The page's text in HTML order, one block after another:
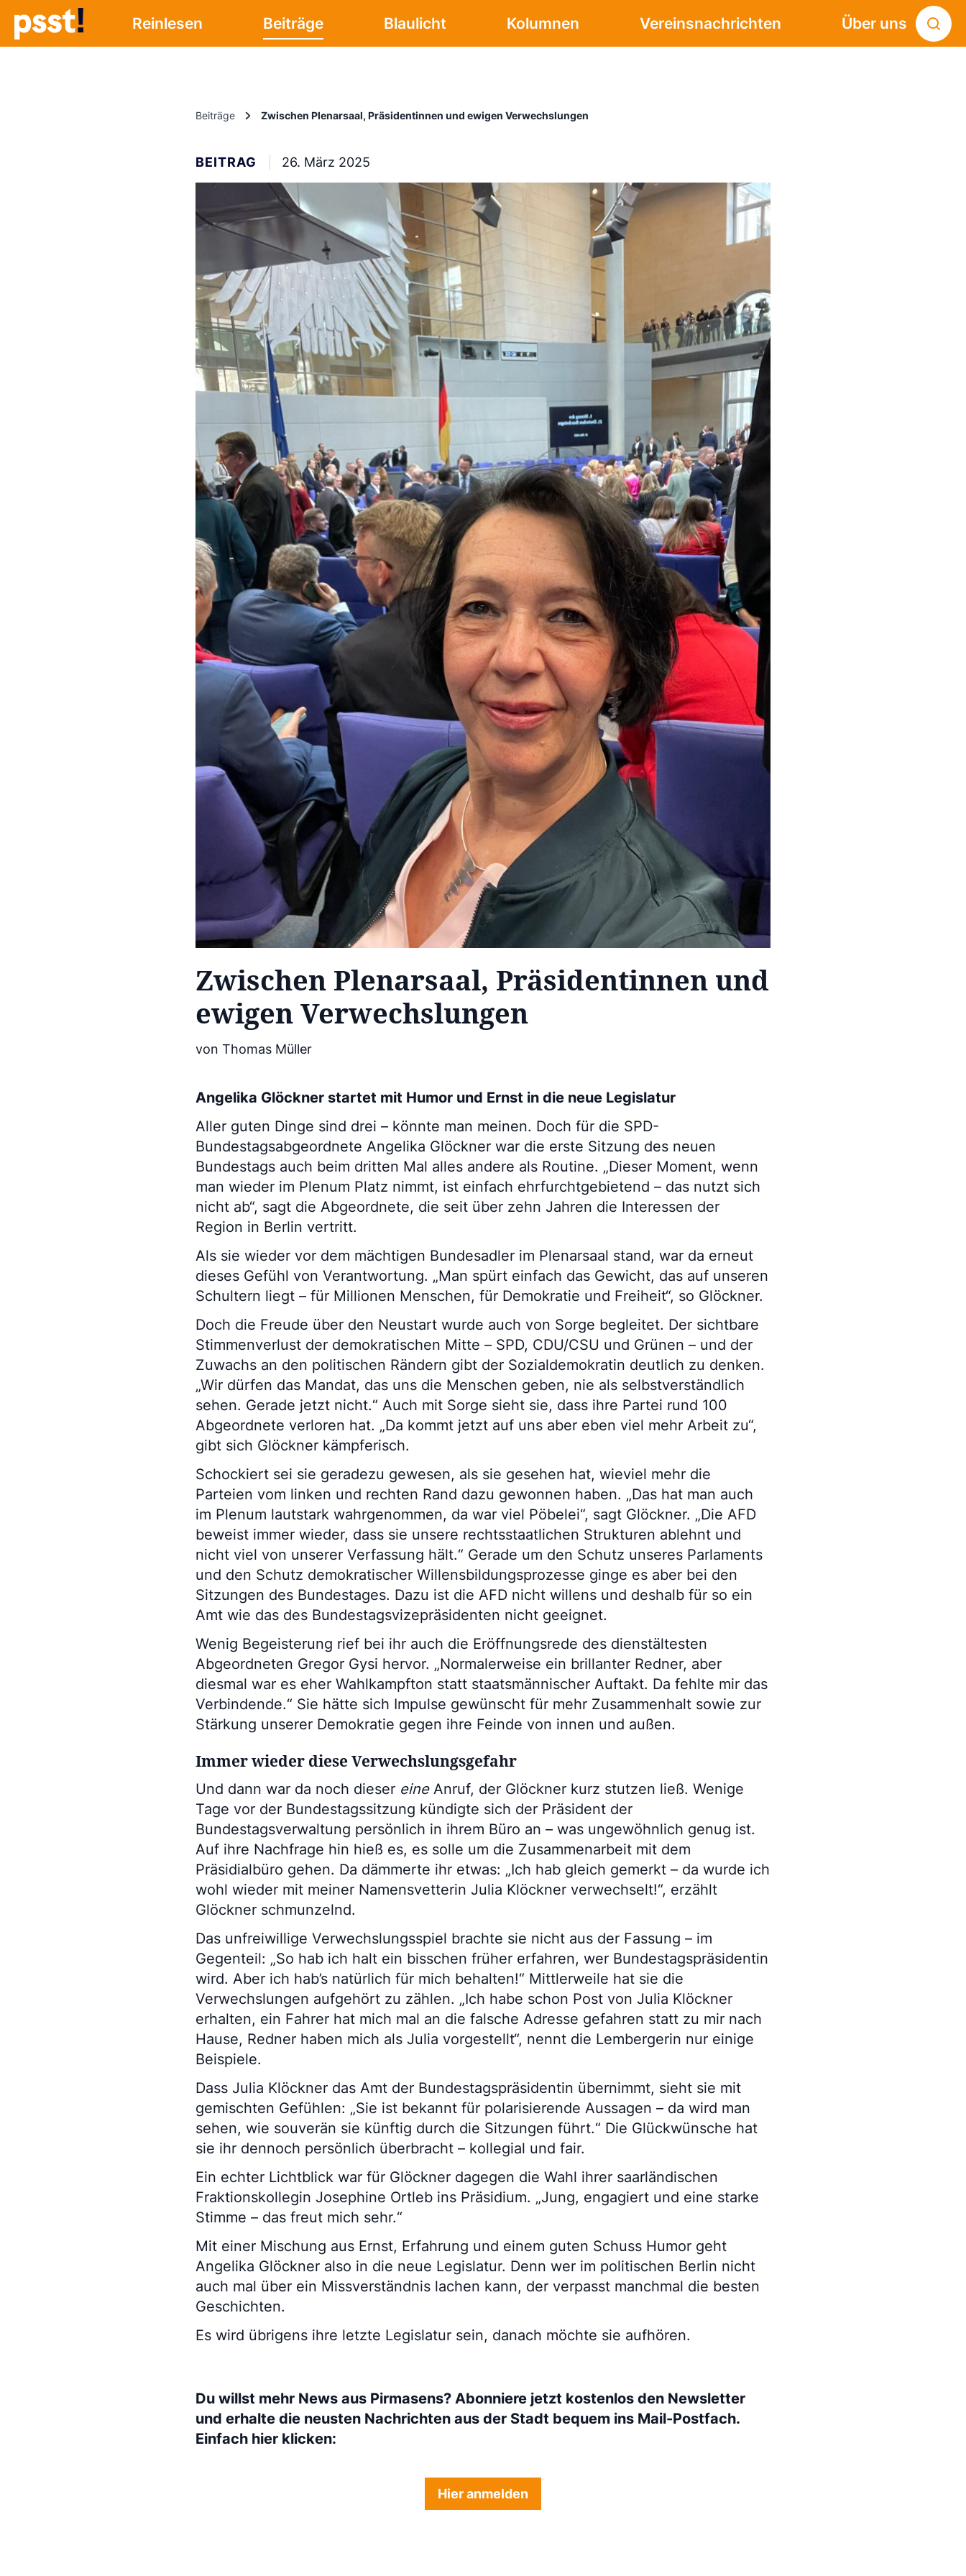
Reinlesen Beiträge Blaulicht Kolumnen Vereinsnachrichten Über uns
Beiträge Zwischen Plenarsaal, Präsidentinnen und ewigen Verwechslungen
BEITRAG 26. März 2025
Zwischen Plenarsaal, Präsidentinnen und
ewigen Verwechslungen
von Thomas Müller
Angelika Glöckner startet mit Humor und Ernst in die neue Legislatur
Aller guten Dinge sind drei – könnte man meinen. Doch für die SPD-
Bundestagsabgeordnete Angelika Glöckner war die erste Sitzung des neuen
Bundestags auch beim dritten Mal alles andere als Routine. „Dieser Moment, wenn
man wieder im Plenum Platz nimmt, ist einfach ehrfurchtgebietend – das nutzt sich
nicht ab“, sagt die Abgeordnete, die seit über zehn Jahren die Interessen der
Region in Berlin vertritt.
Als sie wieder vor dem mächtigen Bundesadler im Plenarsaal stand, war da erneut
dieses Gefühl von Verantwortung. „Man spürt einfach das Gewicht, das auf unseren
Schultern liegt – für Millionen Menschen, für Demokratie und Freiheit“, so Glöckner.
Doch die Freude über den Neustart wurde auch von Sorge begleitet. Der sichtbare
Stimmenverlust der demokratischen Mitte – SPD, CDU/CSU und Grünen – und der
Zuwachs an den politischen Rändern gibt der Sozialdemokratin deutlich zu denken.
„Wir dürfen das Mandat, das uns die Menschen geben, nie als selbstverständlich
sehen. Gerade jetzt nicht.“ Auch mit Sorge sieht sie, dass ihre Partei rund 100
Abgeordnete verloren hat. „Da kommt jetzt auf uns aber eben viel mehr Arbeit zu“,
gibt sich Glöckner kämpferisch.
Schockiert sei sie geradezu gewesen, als sie gesehen hat, wieviel mehr die
Parteien vom linken und rechten Rand dazu gewonnen haben. „Das hat man auch
im Plenum lautstark wahrgenommen, da war viel Pöbelei“, sagt Glöckner. „Die AFD
beweist immer wieder, dass sie unsere rechtsstaatlichen Strukturen ablehnt und
nicht viel von unserer Verfassung hält.“ Gerade um den Schutz unseres Parlaments
und den Schutz demokratischer Willensbildungsprozesse ginge es aber bei den
Sitzungen des Bundestages. Dazu ist die AFD nicht willens und deshalb für so ein
Amt wie das des Bundestagsvizepräsidenten nicht geeignet.
Wenig Begeisterung rief bei ihr auch die Eröffnungsrede des dienstältesten
Abgeordneten Gregor Gysi hervor. „Normalerweise ein brillanter Redner, aber
diesmal war es eher Wahlkampfton statt staatsmännischer Auftakt. Da fehlte mir das
Verbindende.“ Sie hätte sich Impulse gewünscht für mehr Zusammenhalt sowie zur
Stärkung unserer Demokratie gegen ihre Feinde von innen und außen.
Immer wieder diese Verwechslungsgefahr
Und dann war da noch dieser eineAnruf, der Glöckner kurz stutzen ließ. Wenige
Tage vor der Bundestagssitzung kündigte sich der Präsident der
Bundestagsverwaltung persönlich in ihrem Büro an – was ungewöhnlich genug ist.
Auf ihre Nachfrage hin hieß es, es solle um die Zusammenarbeit mit dem
Präsidialbüro gehen. Da dämmerte ihr etwas: „Ich hab gleich gemerkt – da wurde ich
wohl wieder mit meiner Namensvetterin Julia Klöckner verwechselt!“, erzählt
Glöckner schmunzelnd.
Das unfreiwillige Verwechslungsspiel brachte sie nicht aus der Fassung – im
Gegenteil: „So hab ich halt ein bisschen früher erfahren, wer Bundestagspräsidentin
wird. Aber ich hab’s natürlich für mich behalten!“ Mittlerweile hat sie die
Verwechslungen aufgehört zu zählen. „Ich habe schon Post von Julia Klöckner
erhalten, ein Fahrer hat mich mal an die falsche Adresse gefahren statt zu mir nach
Hause, Redner haben mich als Julia vorgestellt“, nennt die Lembergerin nur einige
Beispiele.
Dass Julia Klöckner das Amt der Bundestagspräsidentin übernimmt, sieht sie mit
gemischten Gefühlen: „Sie ist bekannt für polarisierende Aussagen – da wird man
sehen, wie souverän sie künftig durch die Sitzungen führt.“ Die Glückwünsche hat
sie ihr dennoch persönlich überbracht – kollegial und fair.
Ein echter Lichtblick war für Glöckner dagegen die Wahl ihrer saarländischen
Fraktionskollegin Josephine Ortleb ins Präsidium. „Jung, engagiert und eine starke
Stimme – das freut mich sehr.“
Mit einer Mischung aus Ernst, Erfahrung und einem guten Schuss Humor geht
Angelika Glöckner also in die neue Legislatur. Denn wer im politischen Berlin nicht
auch mal über ein Missverständnis lachen kann, der verpasst manchmal die besten
Geschichten.
Es wird übrigens ihre letzte Legislatur sein, danach möchte sie aufhören.
Du willst mehr News aus Pirmasens? Abonniere jetzt kostenlos den Newsletter
und erhalte die neusten Nachrichten aus der Stadt bequem ins Mail-Postfach.
Einfach hier klicken:
Hier anmelden